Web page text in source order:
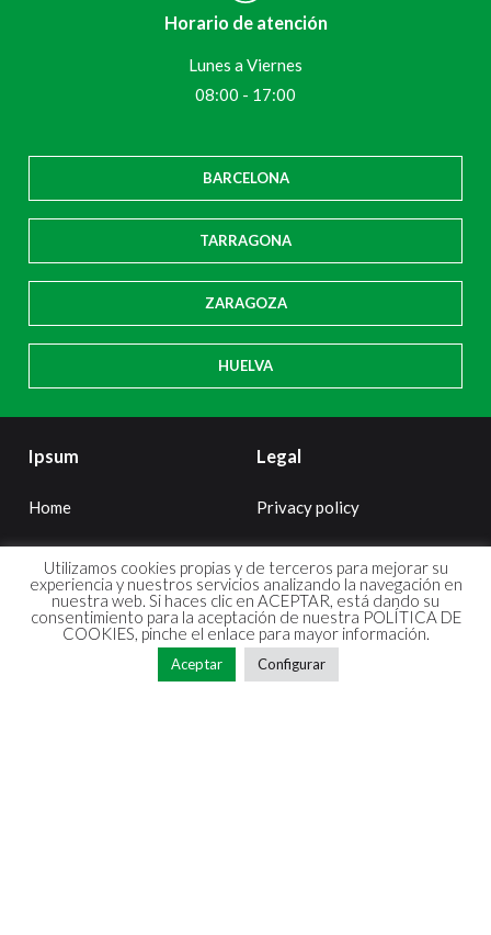
Horario de atención
Lunes a Viernes
08:00 - 17:00
BARCELONA
TARRAGONA
ZARAGOZA
HUELVA
Ipsum
Home
Services
Legal
Privacy policy
Utilizamos cookies propias y de terceros para mejorar su
experiencia y nuestros servicios analizando la navegación en
nuestra web. Si haces clic en ACEPTAR, está dando su
consentimiento para la aceptación de nuestra POLÍTICA DE
COOKIES, pinche el enlace para mayor información.
Aceptar Configurar